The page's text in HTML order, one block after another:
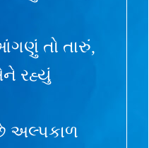
તો તારું,
રહ્યું
અલ્પકાળ